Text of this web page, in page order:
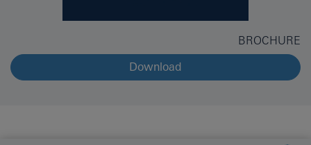
BROCHURE
Download